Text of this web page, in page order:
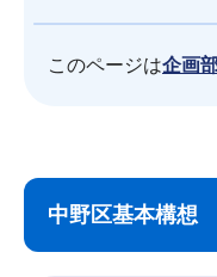
このページは企画
こ
中野区基本構想